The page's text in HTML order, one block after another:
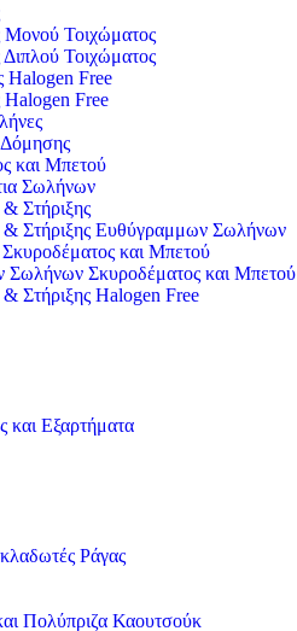
Μονού Τοιχώματος
Τοιχώματος
Halogen Free
Halogen Free
και Μπετού
Σωλήνων
Στήριξης
& Στήριξης Ευθύγραμμων Σωλήνων
και Μπετού
Σωλήνων Σκυροδέματος και Μπετού
Στήριξης Halogen Free
και Εξαρτήματα
Ράγας
Πολύπριζα Καουτσούκ